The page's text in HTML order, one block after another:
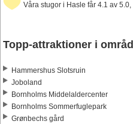
Våra stugor i Hasle får 4.1 av
Topp-attraktioner i
Hammershus Slotsruin
Joboland
Bornholms Middelaldercenter
Bornholms Sommerfuglepark
Grønbechs gård